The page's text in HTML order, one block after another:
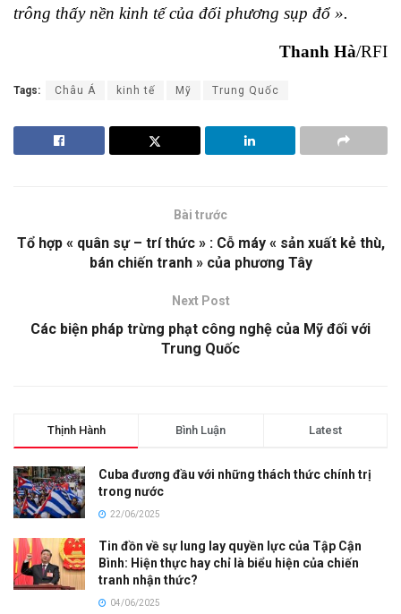
trông thấy nền kinh tế của đối phương sụp đổ ».
Thanh Hà/RFI
Tags: Châu Á kinh tế Mỹ Trung Quốc
Bài trước
Tổ hợp « quân sự – trí thức » : Cỗ máy « sản xuất kẻ thù,
bán chiến tranh » của phương Tây
Next Post
Các biện pháp trừng phạt công nghệ của Mỹ đối với
Trung Quốc
Thịnh Hành Bình Luận Latest
Cuba đương đầu với những thách thức chính trị
trong nước
22/06/2025
Tin đồn về sự lung lay quyền lực của Tập Cận
Bình: Hiện thực hay chỉ là biểu hiện của chiến
tranh nhận thức?
04/06/2025